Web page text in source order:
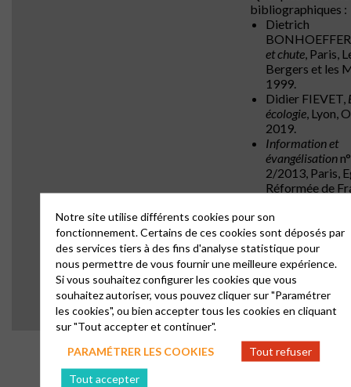
bibliographiques :
Dietrich
et chute, Paris,
Bergers et les
1999.
Didier FIEVET,
écologie, Lyon,
2019.
Information et
évangélisation
2/2013, Paris,
Réformée de
(dir.),
sauvegarde de
Paris, éd.
Partie, 2017.
Frédéric
défi de la non-
Lyon, Olivétan,
Haut de page
Notre site utilise différents cookies pour son
fonctionnement. Certains de ces cookies sont déposés par
des services tiers à des fins d'analyse statistique pour
nous permettre de vous fournir une meilleure expérience.
Si vous souhaitez configurer les cookies que vous
souhaitez autoriser, vous pouvez cliquer sur "Paramétrer
les cookies", ou bien accepter tous les cookies en cliquant
sur "Tout accepter et continuer".
PARAMÉTRER LES COOKIES
Tout refuser
Tout accepter